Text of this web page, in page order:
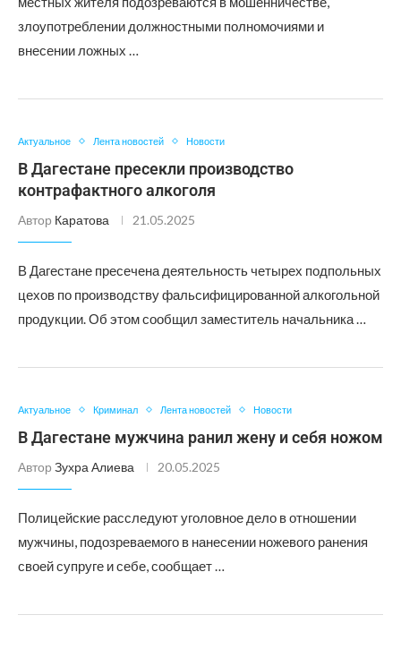
злоупотреблении должностными полномочиями и
внесении ложных …
Актуальное Лента новостей Новости
В Дагестане пресекли производство
контрафактного алкоголя
Автор Каратова 21.05.2025
В Дагестане пресечена деятельность четырех подпольных
цехов по производству фальсифицированной алкогольной
продукции. Об этом сообщил заместитель начальника …
Актуальное Криминал Лента новостей Новости
В Дагестане мужчина ранил жену и себя ножом
Автор Зухра Алиева 20.05.2025
Полицейские расследуют уголовное дело в отношении
мужчины, подозреваемого в нанесении ножевого ранения
своей супруге и себе, сообщает …